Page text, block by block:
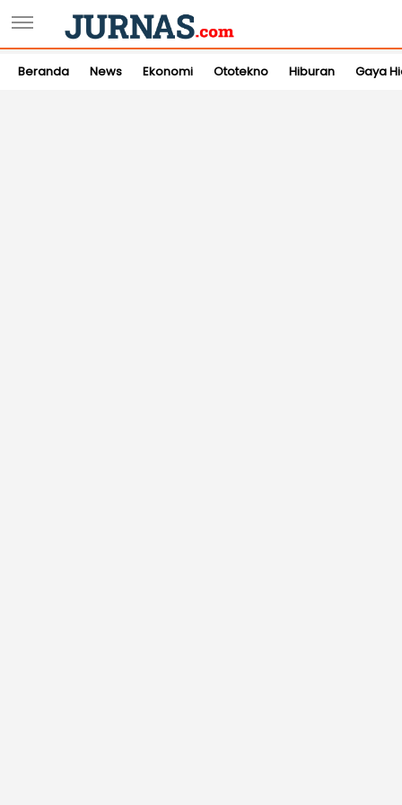
Beranda News Ekonomi Ototekno Hiburan Gaya